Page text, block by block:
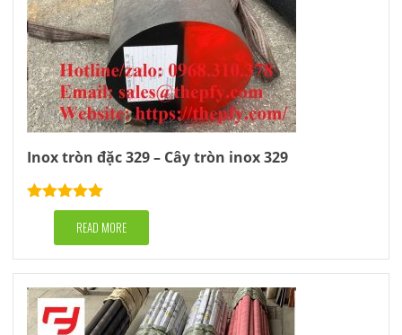
Inox tròn đặc 329 – Cây tròn inox 329
Rated5.00
out of 5READ MORE